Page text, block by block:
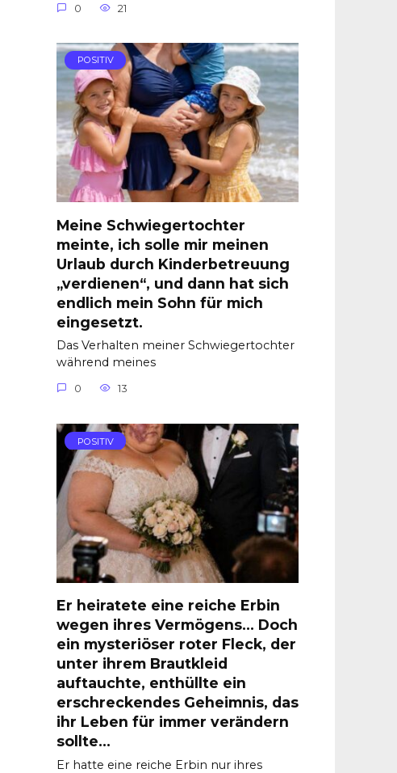
0 21
POSITIV
Meine Schwiegertochter
meinte, ich solle mir meinen
Urlaub durch Kinderbetreuung
„verdienen“, und dann hat sich
endlich mein Sohn für mich
eingesetzt.
Das Verhalten meiner Schwiegertochter
während meines
0 13
POSITIV
Er heiratete eine reiche Erbin
wegen ihres Vermögens… Doch
ein mysteriöser roter Fleck, der
unter ihrem Brautkleid
auftauchte, enthüllte ein
erschreckendes Geheimnis, das
ihr Leben für immer verändern
sollte…
Er hatte eine reiche Erbin nur ihres